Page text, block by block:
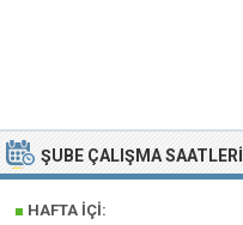
ŞUBE ÇALIŞMA SAATLERI
■ HAFTA İÇI: